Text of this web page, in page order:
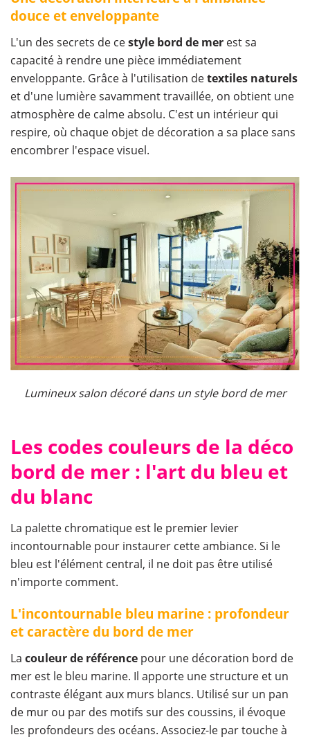
douce et enveloppante
L'un des secrets de cestyle bord de mer est sa
capacité à rendre une pièce immédiatement
enveloppante. Grâce à l'utilisation detextiles naturels
et d'une lumière savamment travaillée, on obtient une
atmosphère de calme absolu. C'est un intérieur qui
respire, où chaque objet de décoration a sa place sans
encombrer l'espace visuel.
Lumineux salon décoré dans un style bord de mer
Les codes couleurs de la déco
bord de mer : l'art du bleu et
du blanc
La palette chromatique est le premier levier
incontournable pour instaurer cette ambiance. Si le
bleu est l'élément central, il ne doit pas être utilisé
n'importe comment.
L'incontournable bleu marine : profondeur
et caractère du bord de mer
La couleur de référence pour une décoration bord de
mer est le bleu marine. Il apporte une structure et un
contraste élégant aux murs blancs. Utilisé sur un pan
de mur ou par des motifs sur des coussins, il évoque
les profondeurs des océans. Associez-le par touche à